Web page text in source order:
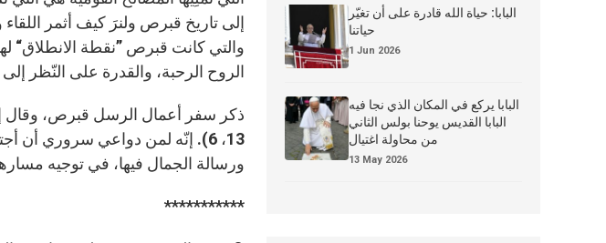
إلى تاريخ قبرص ولنرَ كيف أثمر
والتي كانت قبرص ”نقطة الانطلاق“
الروح الرحبة، والقدرة على النّظر
ذكر سفر أعمال الرسل قبرص، وقال
13، 6). إنّه لمن دواعي سروري أن
ورسالة الجمال فيها، في توجيه
***********
البابا: حياة الله قادرة على أن تغيّر
حياتنا
1 Jun 2026
البابا يركع في المكان الذي نجا فيه
البابا القديس يوحنا بولس الثاني
من محاولة اغتيال
13 May 2026